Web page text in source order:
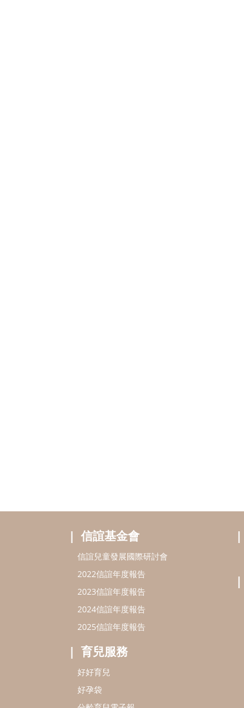
信誼基金會
信誼兒童發展國際研討會
2022信誼年度報告
2023信誼年度報告
2024信誼年度報告
2025信誼年度報告
育兒服務
好好育兒
好孕袋